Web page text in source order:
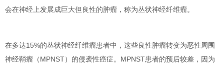
会在神经上发展成巨大但良性的肿瘤，称为丛状神经纤维瘤。
在多达15%的丛状神经纤维瘤患者中， 这些良性肿瘤转变为恶性周围
神经鞘瘤（MPNST）的侵袭性癌症。MPNST患者的预后较差 ，因为